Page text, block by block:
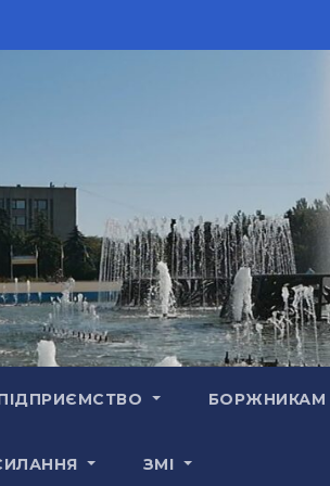
БОРЖНИКАМ
ЗМІ